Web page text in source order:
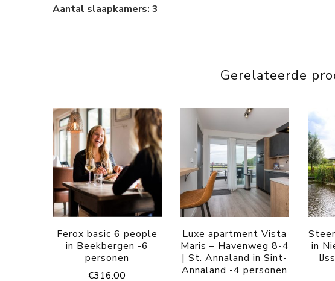
Aantal slaapkamers: 3
Gerelateerde
Ferox basic 6 people
in Beekbergen -6
personen
€316.00
Luxe apartment Vista
Maris – Havenweg 8-4
| St. Annaland in Sint-
Annaland -4 personen
in